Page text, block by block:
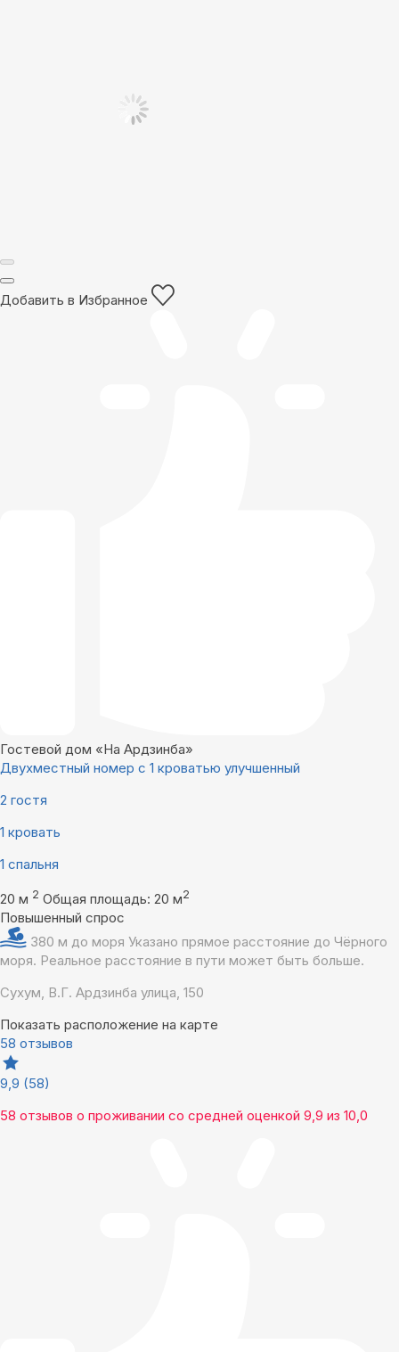
Добавить в Избранное
Гостевой дом «На Ардзинба»
Двухместный номер с 1 кроватью улучшенный
2 гостя
1 кровать
1 спальня
20 м 2 Общая площадь: 20 м2
Повышенный спрос
380 м до моря Указано прямое расстояние до Чёрного
моря. Реальное расстояние в пути может быть больше.
Сухум, В.Г. Ардзинба улица, 150
Показать расположение на карте
58 отзывов
9,9 (58)
58 отзывов о проживании со средней оценкой 9,9 из 10,0